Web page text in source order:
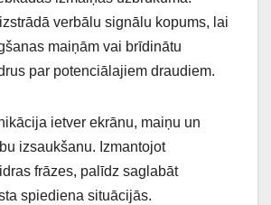
verbālu signālu kopums, lai
maiņām vai brīdinātu
par potenciālajiem draudiem.
ietver ekrānu, maiņu un
izsaukšanu. Izmantojot
frāzes, palīdz saglabāt
spiediena situācijās.